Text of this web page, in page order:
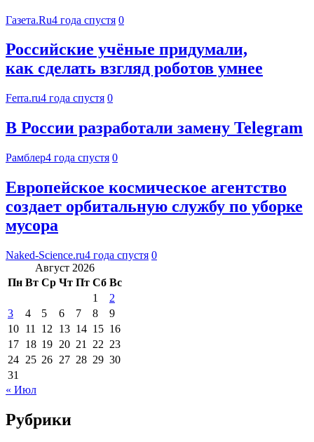
Газета.Ru4 года спустя 0
Российские учёные придумали,
как сделать взгляд роботов умнее
Ferra.ru4 года спустя 0
В России разработали замену Telegram
Рамблер4 года спустя 0
Европейское космическое агентство
создает орбитальную службу по уборке
мусора
Naked-Science.ru4 года спустя 0
Август 2026
Пн Вт Ср Чт Пт Сб Вс
1
2
3
4 5 6 7 8
9
10 11 12 13 14 15 16
17 18 19 20 21 22 23
24 25 26 27 28 29 30
31
« Июл
Рубрики